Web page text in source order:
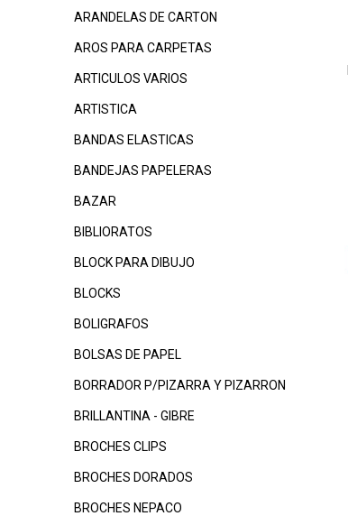
ARANDELAS DE CARTON
AROS PARA CARPETAS
ARTICULOS VARIOS
ARTISTICA
BANDAS ELASTICAS
BANDEJAS PAPELERAS
BAZAR
BIBLIORATOS
BLOCK PARA DIBUJO
BLOCKS
BOLIGRAFOS
BOLSAS DE PAPEL
BORRADOR P/PIZARRA Y PIZARRON
BRILLANTINA - GIBRE
BROCHES CLIPS
BROCHES DORADOS
BROCHES NEPACO